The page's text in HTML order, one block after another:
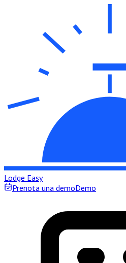
Lodge Easy
Prenota una demoDemo